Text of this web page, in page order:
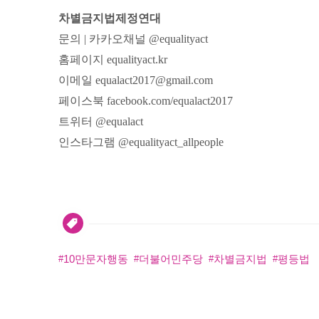
차별금지법제정연대
문의 | 카카오채널 @equalityact
홈페이지 equalityact.kr
이메일 equalact2017@gmail.com
페이스북 facebook.com/equalact2017
트위터 @equalact
인스타그램 @equalityact_allpeople
10만문자행동 더불어민주당 차별금지법 평등법